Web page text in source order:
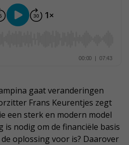
gaat veranderingen
Frans Keurentjes zegt
een sterk en modern model
is nodig om de financiële basis
oplossing voor is? Daarover